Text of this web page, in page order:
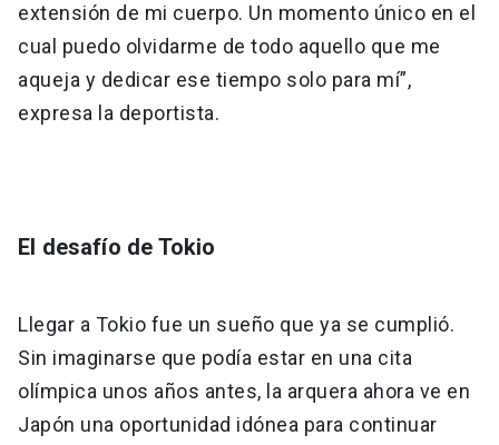
extensión de mi cuerpo. Un momento único en el
cual puedo olvidarme de todo aquello que me
aqueja y dedicar ese tiempo solo para mí”,
expresa la deportista.
El desafío de Tokio
Llegar a Tokio fue un sueño que ya se cumplió.
Sin imaginarse que podía estar en una cita
olímpica unos años antes, la arquera ahora ve en
Japón una oportunidad idónea para continuar